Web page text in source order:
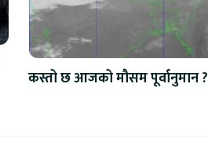
कस्तो छ आजको मौसम पूर्वानुमान ?